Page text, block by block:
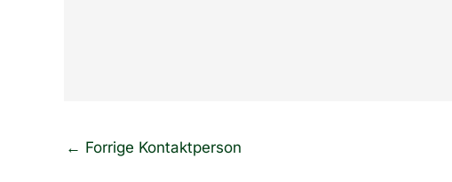
← Forrige Kontaktperson